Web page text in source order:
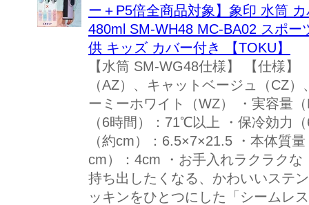
ー＋P5倍全商品対象】象印 水筒
480ml SM-WH48 MC-BA02 スポ
供 キッズ カバー付き 【TOKU】
【水筒 SM-WG48仕様】 【仕様
（AZ）、キャットベージュ（CZ
ーミーホワイト（WZ） ・実容量
（6時間）：71℃以上 ・保冷効力
（約cm）：6.5×7×21.5 ・本体質
cm）：4cm ・お手入れラクラク
持ち出したくなる、かわいいステ
ッキンをひとつにした「シームレ